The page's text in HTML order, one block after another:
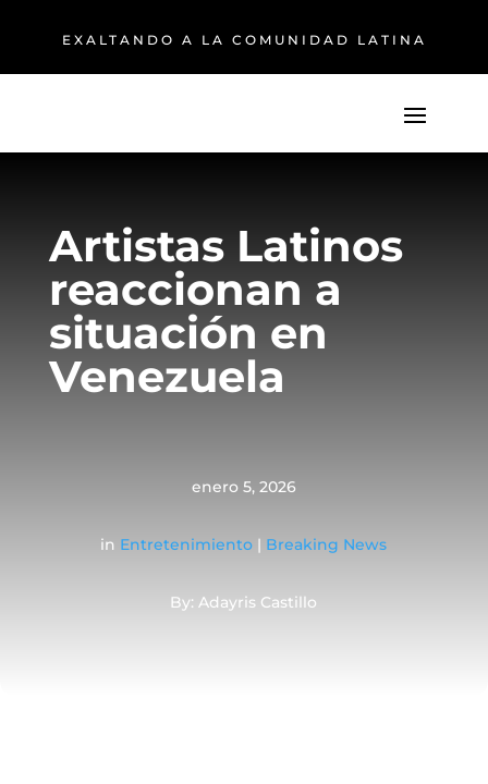
EXALTANDO A LA COMUNIDAD LATINA
Artistas Latinos
reaccionan a
situación en
Venezuela
enero 5, 2026
in Entretenimiento | Breaking News
By: Adayris Castillo